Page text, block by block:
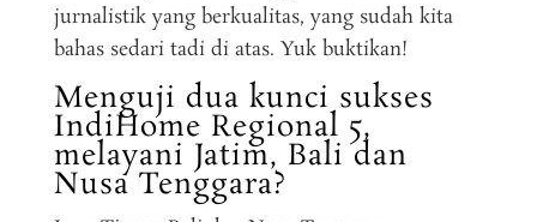
jurnalistik yang berkualitas, yang sudah kita
bahas sedari tadi di atas. Yuk buktikan!
Menguji dua kunci sukses
IndiHome Regional 5,
melayani Jatim, Bali dan
Nusa Tenggara?